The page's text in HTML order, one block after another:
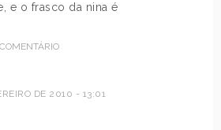
e o frasco da nina é
DE 2010 - 13:01